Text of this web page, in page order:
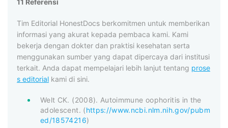
11 Referensi
Tim Editorial HonestDocs berkomitmen untuk memberikan
informasi yang akurat kepada pembaca kami. Kami
bekerja dengan dokter dan praktisi kesehatan serta
menggunakan sumber yang dapat dipercaya dari institusi
terkait. Anda dapat mempelajari lebih lanjut tentang prose
s editorial kami di sini.
Welt CK. (2008). Autoimmune oophoritis in the
adolescent. (https://www.ncbi.nlm.nih.gov/pubm
ed/18574216)